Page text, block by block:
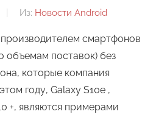
Из: Новости Android
смартфонов
объемам поставок) без
которые компания
году, Galaxy S10e ,
+, являются примерами